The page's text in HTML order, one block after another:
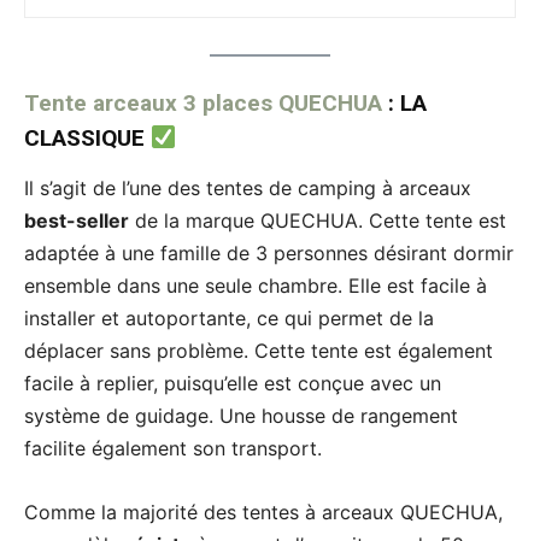
Tente arceaux 3 places QUECHUA : LA
CLASSIQUE
Il s’agit de l’une des tentes de camping à arceaux
best-seller de la marque QUECHUA. Cette tente est
adaptée à une famille de 3 personnes désirant dormir
ensemble dans une seule chambre. Elle est facile à
installer et autoportante, ce qui permet de la
déplacer sans problème. Cette tente est également
facile à replier, puisqu’elle est conçue avec un
système de guidage. Une housse de rangement
facilite également son transport.
Comme la majorité des tentes à arceaux QUECHUA,